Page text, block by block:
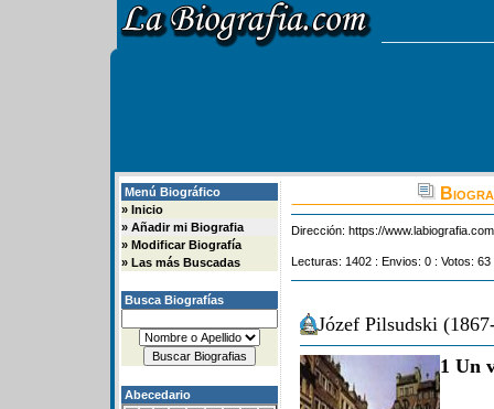
Menú Biográfico
» Inicio
» Añadir mi Biografia
» Modificar Biografía
» Las más Buscadas
Busca Biografías
Abecedario
Dirección: https://
Lecturas: 1402 : Envios: 0 : Votos:
Józef Pilsudski
1 Un